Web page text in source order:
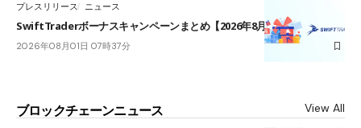
プレスリリース ニュース
SwiftTraderボーナスキャンペーンまとめ【2026年8月最新】
2026年08月01日 07時37分
ブロックチェーンニュース View All